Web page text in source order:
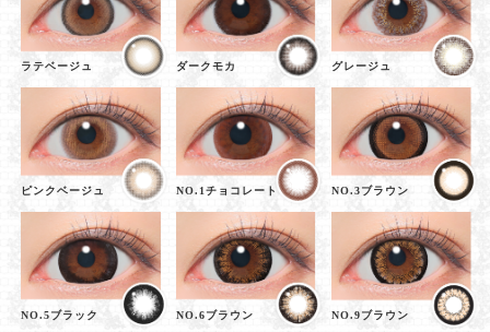
ラテベージュ ダークモカ グレージュ
ピンクベージュ NO.1チョコレート NO.3ブラウン
NO.5ブラック NO.6ブラウン NO.9ブラウン